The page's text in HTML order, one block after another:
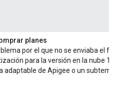
planes
por el que no se enviaba el
para la versión en la nube
adaptable de Apigee o un